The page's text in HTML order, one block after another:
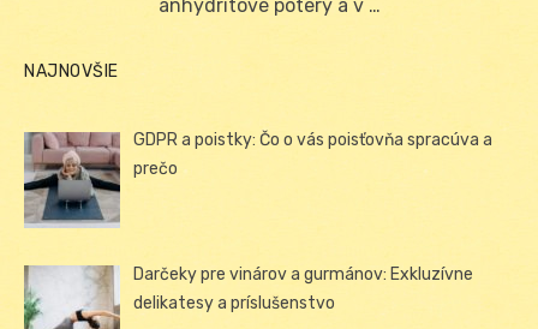
anhydritové potery a v …
NAJNOVŠIE
GDPR a poistky: Čo o vás poisťovňa spracúva a
prečo
Darčeky pre vinárov a gurmánov: Exkluzívne
delikatesy a príslušenstvo